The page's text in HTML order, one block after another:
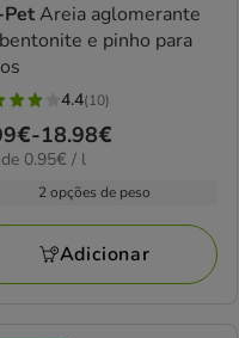
Areia aglomerante
e pinho para
4.4(10)
-18.98€
0.95€ / l
2 opções de peso
Adicionar